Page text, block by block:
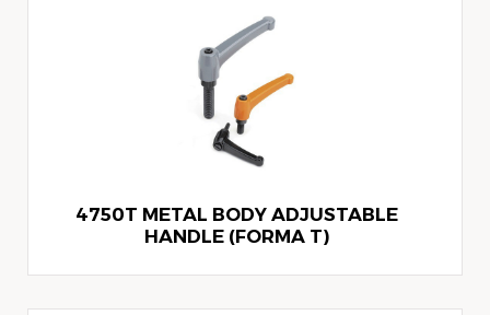
4750T METAL BODY ADJUSTABLE
HANDLE (FORMA T)